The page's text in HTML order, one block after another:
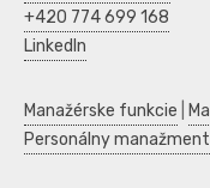
+420 774 699 168
LinkedIn
Manažérske funkcie
Personálny manažment